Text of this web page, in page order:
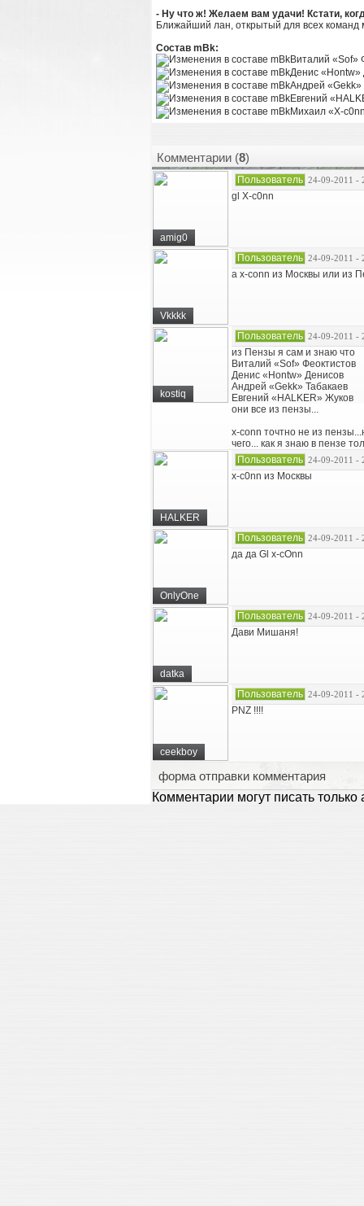
- Ну что ж! Желаем вам удачи! Кстати,
Ближайший лан, открытый для всех
Состав mBk:
Виталий «Sof»
Денис «Hontw»
Андрей «Gekk»
Евгений
Михаил «X-
Комментарии (8)
amig0
Пользователь 24-09-2011 -
gl X-c0nn
Vkkkk
Пользователь 24-09-2011 -
а x-conn из Москвы или из
kostiq
Пользователь 24-09-2011 -
из Пензы я сам и знаю что
Виталий «Sof» Феоктистов
Денис «Hontw» Денисов
Андрей «Gekk» Табакаев
Евгений «HALKER» Жуков
они все из пензы...
x-conn точтно не из
чего... как я знаю в пензе
HALKER
Пользователь 24-09-2011 -
х-c0nn из Москвы
OnlyOne
Пользователь 24-09-2011 -
да да Gl x-cOnn
datka
Пользователь 24-09-2011 -
Дави Мишаня!
ceekboy
Пользователь 24-09-2011 -
PNZ !!!!
форма отправки комментария
Комментарии могут писать